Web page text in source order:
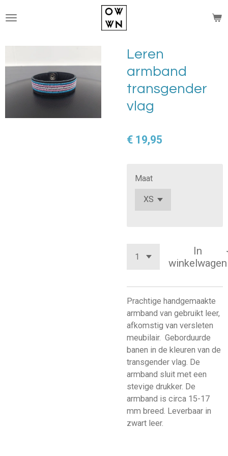
direct
de
Leren
armband
transgender
vlag
€ 19,95
Maat
In
winkelwagen
Prachtige handgemaakte
armband van gebruikt leer,
afkomstig van versleten
meubilair. Geborduurde
banen in de kleuren van de
transgender vlag. De
armband sluit met een
stevige drukker. De
armband is circa 15-17
mm breed. Leverbaar in
zwart leer.